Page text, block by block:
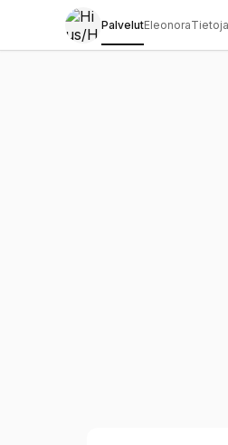
PalvelutEleonoraTietoja